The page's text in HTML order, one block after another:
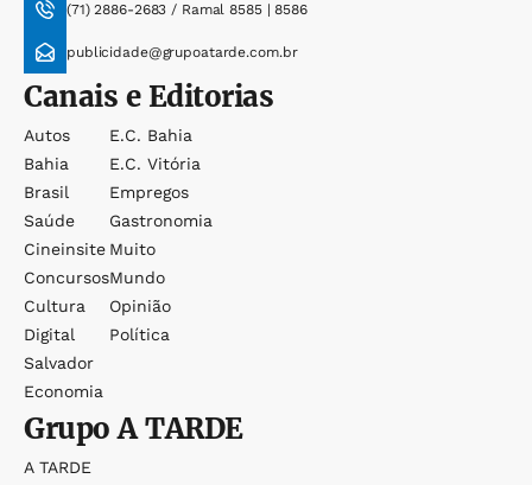
(71) 2886-2683 / Ramal 8585 | 8586
publicidade@grupoatarde.com.br
Canais e Editorias
Autos
Bahia
Brasil
Saúde
Cineinsite
Concursos
Cultura
Digital
Salvador
Economia
E.c. Bahia
E.c. Vitória
Empregos
Gastronomia
Muito
Mundo
Opinião
Política
GrupoA TARDE
A TARDE